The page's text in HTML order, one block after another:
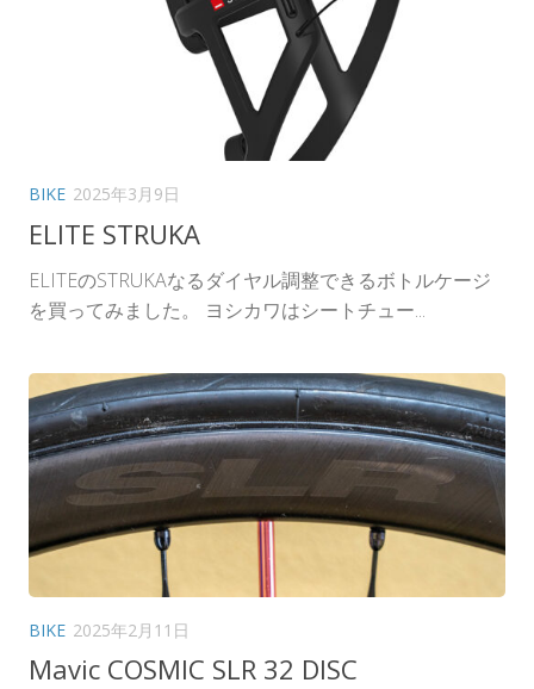
BIKE 2025年3月9日
ELITE STRUKA
ELITEのSTRUKAなるダイヤル調整できるボトルケージ
を買ってみました。 ヨシカワはシートチュー...
BIKE 2025年2月11日
Mavic COSMIC SLR 32 DISC